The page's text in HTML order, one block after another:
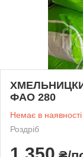
ФАО 280
Немає в наявності
Роздріб